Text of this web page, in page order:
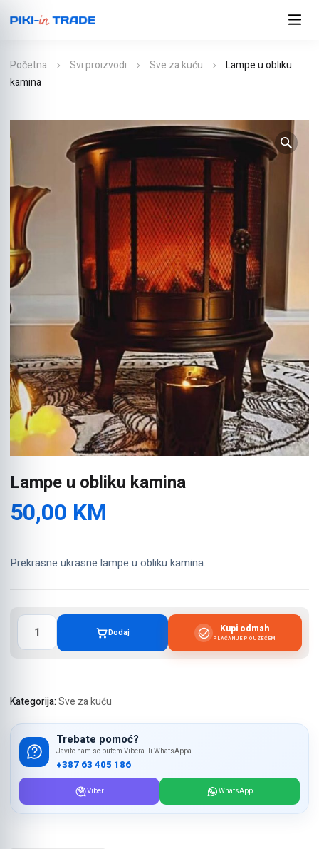
Početna Svi proizvodi Sve za kuću
Lampe u obliku
kamina
Lampe u obliku kamina
50,00 KM
Prekrasne ukrasne lampe u obliku kamina.
Lampe
obliku
Dodaj Kupi odmah
PLAĆANJE POUZEĆEM
Kategorija:Sve za kuću
Trebate pomoć?
Javite nam se putem Vibera ili WhatsAppa
+387 63 405 186
Viber WhatsApp